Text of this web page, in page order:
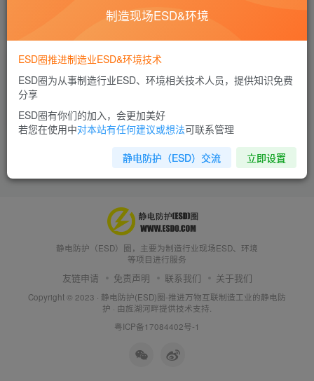
行业新闻 # 摩擦起电
CVM-780 测量并显示实时静电压数
据、操作说明
6年前
静电防护（ESD）圈，主要为制造行业现场ESD、环境
等项目进行服务
友链申请 免责声明 联系我们 关于我们
Copyright © 2023 · 静电防护(ESD)圈-推进万物互联制造工业的静电防
护 · 由旌湖河畔提供技术支持.
粤ICP备17084402号-1
制造现场ESD&环境
ESD圈推进制造业ESD&环境技术
ESD圈为从事制造行业ESD、环境相关技术人员，提供知识免费
分享
ESD圈有你们的加入，会更加美好
若您在使用中对本站有任何建议或想法可联系管理
静电防护（ESD）交流 立即设置